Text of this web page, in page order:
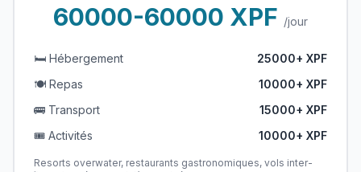
60000-60000 XPF /jour
🛏️ Hébergement
25000+ XPF
🍽️ Repas
10000+ XPF
🚌 Transport
15000+ XPF
🎟️ Activités
10000+ XPF
Resorts overwater, restaurants gastronomiques, vols inter-